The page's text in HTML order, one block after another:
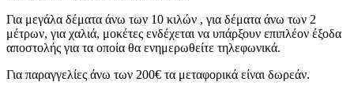
Για μεγάλα δέματα άνω των 10 κιλών , για δέματα άνω των 2
μέτρων, για χαλιά, μοκέτες ενδέχεται να υπάρξουν επιπλέον έξοδα
αποστολής για τα οποία θα ενημερωθείτε τηλεφωνικά.
Για παραγγελίες άνω των 200€ τα μεταφορικά είναι δωρεάν.